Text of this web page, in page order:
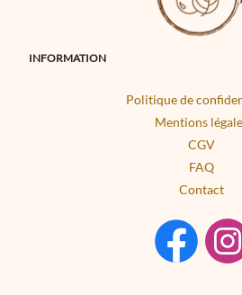
INFORMATION
Politique de
Mentions
CGV
FAQ
Contact